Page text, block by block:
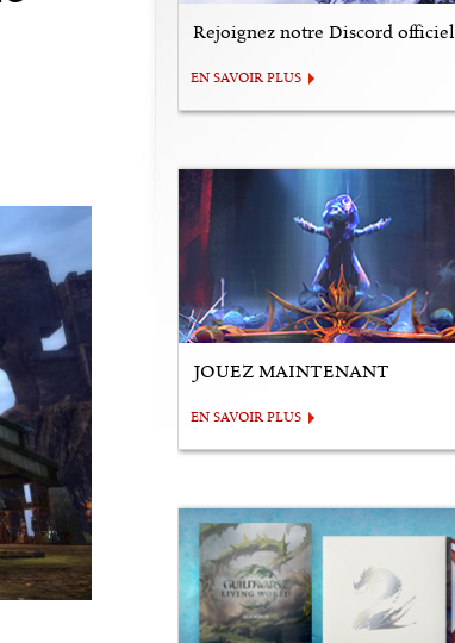
Rejoignez notre Discord officiel
EN SAVOIR PLUS
JOUEZ MAINTENANT
EN SAVOIR PLUS